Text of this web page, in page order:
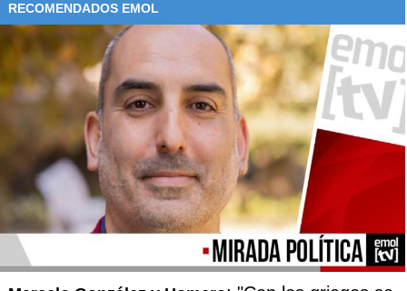
RECOMENDADOS EMOL